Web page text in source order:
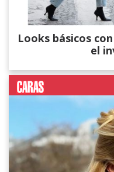
Looks básicos
el